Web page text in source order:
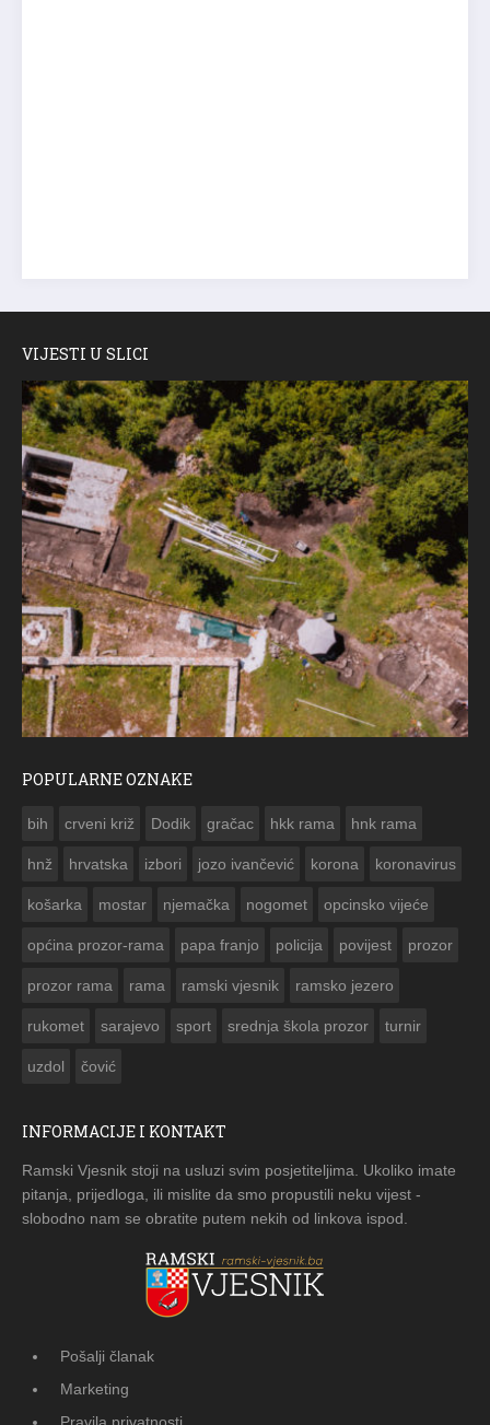
VIJESTI U SLICI
POPULARNE OZNAKE
bih crveni križ Dodik gračac hkk rama hnk rama
hnž hrvatska izbori jozo ivančević korona koronavirus
košarka mostar njemačka nogomet opcinsko vijeće
općina prozor-rama papa franjo policija povijest prozor
prozor rama rama ramski vjesnik ramsko jezero
rukomet sarajevo sport srednja škola prozor turnir
uzdol čović
INFORMACIJE I KONTAKT
Ramski Vjesnik stoji na usluzi svim posjetiteljima. Ukoliko imate
pitanja, prijedloga, ili mislite da smo propustili neku vijest -
slobodno nam se obratite putem nekih od linkova ispod.
Pošalji članak
Marketing